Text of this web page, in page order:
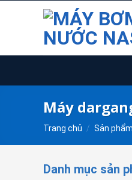
Máy
Trang chủ / Sản
Danh mục sản